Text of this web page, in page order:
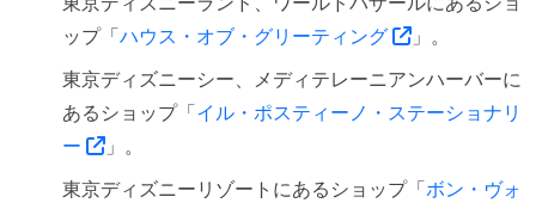
ップ「ハウス・オブ・グリーティング
」。
東京ディズニーシー、メディテレーニアンハーバーに
あるショップ「イル・ポスティーノ・ステーショナリ
ー
」。
東京ディズニーリゾートにあるショップ「ボン・ヴォ